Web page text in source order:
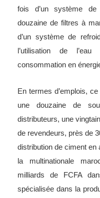
fois d’un système de
douzaine de filtres à
d’un système de
l’utilisation de
consommation en
En termes d’emplois,
une douzaine de
distributeurs, une
de revendeurs, près de
distribution de ciment en
la multinationale
milliards de FCFA
spécialisée dans la